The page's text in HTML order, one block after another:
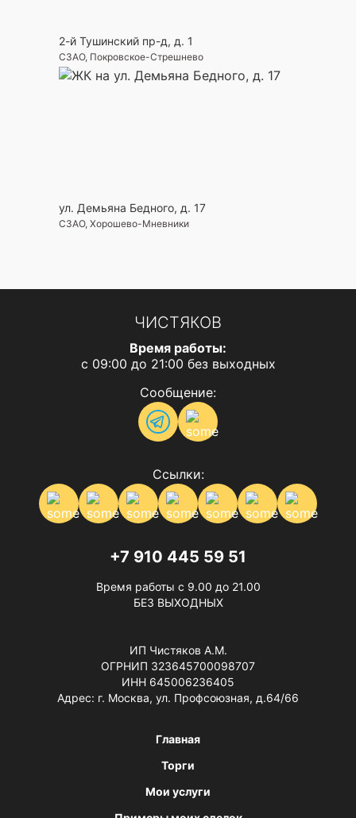
2-й Тушинский пр-д, д. 1
СЗАО, Покровское-Стрешнево
ул. Демьяна Бедного, д. 17
СЗАО, Хорошево-Мневники
ЧИСТЯКОВ
Время работы:
с 09:00 до 21:00 без выходных
Сообщение:
Ссылки:
+7 910 445 59 51
Время работы с 9.00 до 21.00
БЕЗ ВЫХОДНЫХ
ИП Чистяков А.М.
ОГРНИП 323645700098707
ИНН 645006236405
Адрес: г. Москва, ул. Профсоюзная, д.64/66
Главная
Торги
Мои услуги